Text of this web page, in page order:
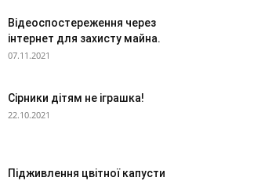
Відеоспостереження через
інтернет для захисту майна.
07.11.2021
Сірники дітям не іграшка!
22.10.2021
Підживлення цвітної капусти